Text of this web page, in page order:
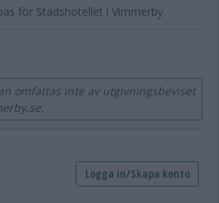
för Stadshotellet i Vimmerby
omfattas inte av utgivningsbeviset